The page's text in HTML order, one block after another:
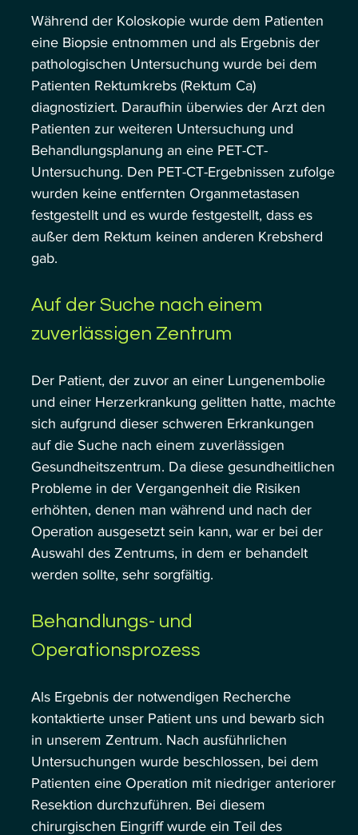
Während der Koloskopie wurde dem Patienten
eine Biopsie entnommen und als Ergebnis der
pathologischen Untersuchung wurde bei dem
Patienten Rektumkrebs (Rektum Ca)
diagnostiziert. Daraufhin überwies der Arzt den
Patienten zur weiteren Untersuchung und
Behandlungsplanung an eine PET-CT-
Untersuchung. Den PET-CT-Ergebnissen zufolge
wurden keine entfernten Organmetastasen
festgestellt und es wurde festgestellt, dass es
außer dem Rektum keinen anderen Krebsherd
gab.
Auf der Suche nach einem
zuverlässigen Zentrum
Der Patient, der zuvor an einer Lungenembolie
und einer Herzerkrankung gelitten hatte, machte
sich aufgrund dieser schweren Erkrankungen
auf die Suche nach einem zuverlässigen
Gesundheitszentrum. Da diese gesundheitlichen
Probleme in der Vergangenheit die Risiken
erhöhten, denen man während und nach der
Operation ausgesetzt sein kann, war er bei der
Auswahl des Zentrums, in dem er behandelt
werden sollte, sehr sorgfältig.
Behandlungs- und
Operationsprozess
Als Ergebnis der notwendigen Recherche
kontaktierte unser Patient uns und bewarb sich
in unserem Zentrum. Nach ausführlichen
Untersuchungen wurde beschlossen, bei dem
Patienten eine Operation mit niedriger anteriorer
Resektion durchzuführen. Bei diesem
chirurgischen Eingriff wurde ein Teil des